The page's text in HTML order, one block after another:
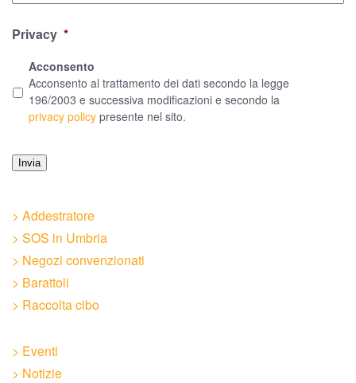
Privacy *
Acconsento
Acconsento al trattamento dei dati secondo la legge
196/2003 e successiva modificazioni e secondo la
privacy policy presente nel sito.
Invia
> Addestratore
> SOS in Umbria
> Negozi convenzionati
> Barattoli
> Raccolta cibo
> Eventi
> Notizie